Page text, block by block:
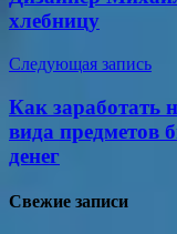
записям
хлебницу
Следующая запись
Как заработать
вида предметов
денег
Свежие записи